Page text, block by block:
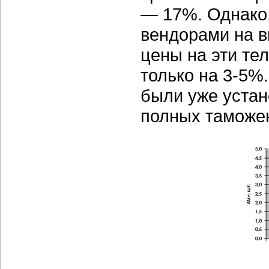
— 17%.
вендорами на
цены на эти
только на 3-5%.
были уже
полных